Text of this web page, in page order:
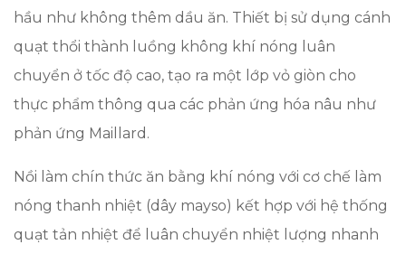
hầu như không thêm dầu ăn. Thiết bị sử dụng cánh
quạt thổi thành luồng không khí nóng luân
chuyển ở tốc độ cao, tạo ra một lớp vỏ giòn cho
thực phẩm thông qua các phản ứng hóa nâu như
phản ứng Maillard.
Nồi làm chín thức ăn bằng khí nóng với cơ chế làm
nóng thanh nhiệt (dây mayso) kết hợp với hệ thống
quạt tản nhiệt để luân chuyển nhiệt lượng nhanh